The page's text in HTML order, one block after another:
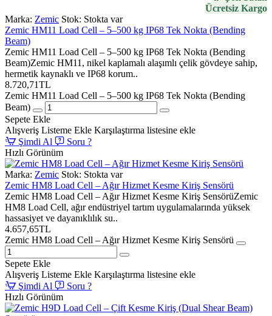
Ücretsiz Kargo
Marka: Zemic Stok: Stokta var
Zemic HM11 Load Cell – 5–500 kg IP68 Tek Nokta (Bending
Beam)
Zemic HM11 Load Cell – 5–500 kg IP68 Tek Nokta (Bending
Beam)Zemic HM11, nikel kaplamalı alaşımlı çelik gövdeye sahip,
hermetik kaynaklı ve IP68 korum..
8.720,71TL
Zemic HM11 Load Cell – 5–500 kg IP68 Tek Nokta (Bending
Beam)
Sepete Ekle
Alışveriş Listeme Ekle Karşılaştırma listesine ekle
Şimdi Al
Soru ?
Hızlı Görünüm
Marka: Zemic Stok: Stokta var
Zemic HM8 Load Cell – Ağır Hizmet Kesme Kiriş Sensörü
Zemic HM8 Load Cell – Ağır Hizmet Kesme Kiriş SensörüZemic
HM8 Load Cell, ağır endüstriyel tartım uygulamalarında yüksek
hassasiyet ve dayanıklılık su..
4.657,65TL
Zemic HM8 Load Cell – Ağır Hizmet Kesme Kiriş Sensörü
Sepete Ekle
Alışveriş Listeme Ekle Karşılaştırma listesine ekle
Şimdi Al
Soru ?
Hızlı Görünüm